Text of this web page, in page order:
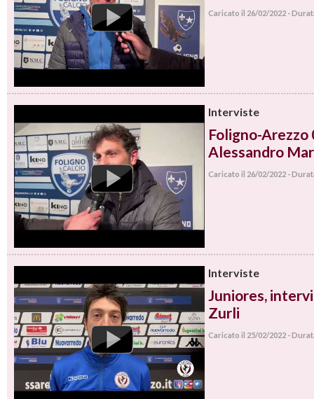
Caricato il 26/02/2022 -
Interviste
Foligno-
Alessandro
Caricato il 26/02/2022 -
Interviste
Juniores,
Zurli
Caricato il 25/02/2022 -